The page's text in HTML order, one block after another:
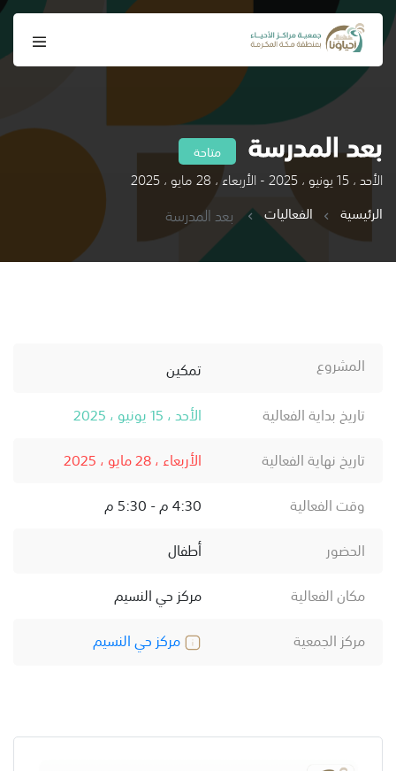
بعد المدرسة متاحة
الأحد ، 15 يونيو ، 2025 - الأربعاء ، 28 مايو ، 2025
الرئيسية
الفعاليات بعد المدرسة
المشروع
تمكين
تاريخ بداية الفعالية
الأحد ، 15 يونيو ، 2025
تاريخ نهاية الفعالية
الأربعاء ، 28 مايو ، 2025
وقت الفعالية
4:30 م - 5:30 م
الحضور
أطفال
مكان الفعالية
مركز حي النسيم
مركز الجمعية
مركز حي النسيم